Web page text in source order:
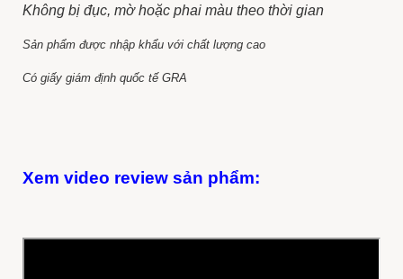
Không bị đục, mờ hoặc phai màu theo thời gian
Sản phẩm được nhập khẩu với chất lượng cao
Có giấy giám định quốc tế GRA
Xem video review sản phẩm: